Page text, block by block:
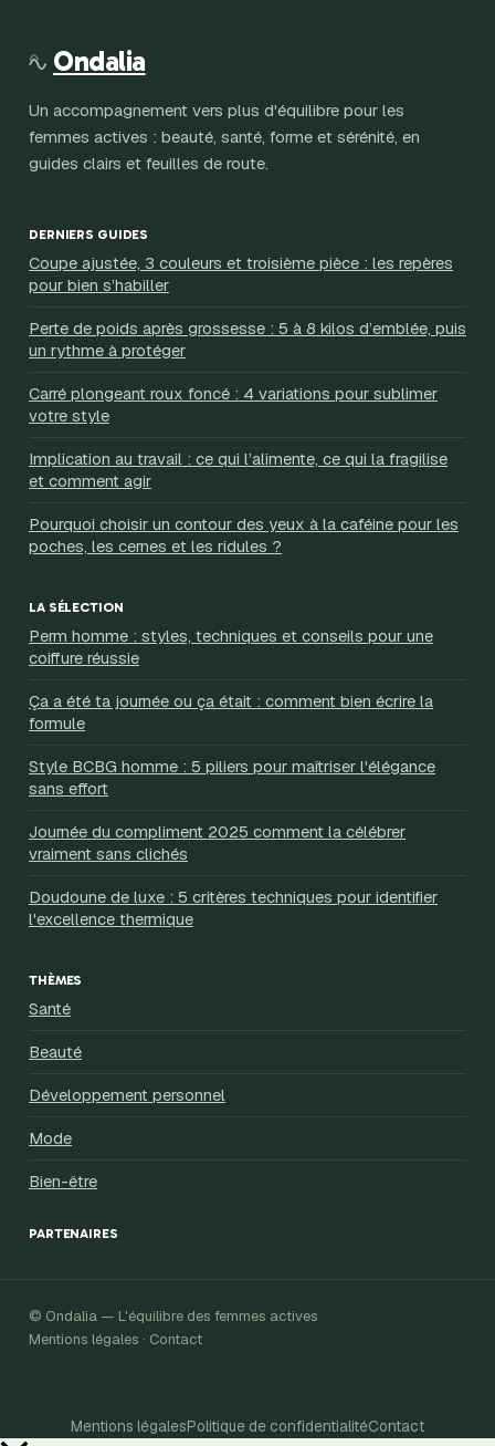
Ondalia
Un accompagnement vers plus d'équilibre pour les
femmes actives : beauté, santé, forme et sérénité, en
guides clairs et feuilles de route.
DERNIERS GUIDES
Coupe ajustée, 3 couleurs et troisième pièce : les repères
pour bien s’habiller
Perte de poids après grossesse : 5 à 8 kilos d’emblée, puis
un rythme à protéger
Carré plongeant roux foncé : 4 variations pour sublimer
votre style
Implication au travail : ce qui l’alimente, ce qui la fragilise
et comment agir
Pourquoi choisir un contour des yeux à la caféine pour les
poches, les cernes et les ridules ?
LA SÉLECTION
Perm homme : styles, techniques et conseils pour une
coiffure réussie
Ça a été ta journée ou ça était : comment bien écrire la
formule
Style BCBG homme : 5 piliers pour maîtriser l'élégance
sans effort
Journée du compliment 2025 comment la célébrer
vraiment sans clichés
Doudoune de luxe : 5 critères techniques pour identifier
l'excellence thermique
THÈMES
Santé
Beauté
Développement personnel
Mode
Bien-être
PARTENAIRES
© Ondalia — L'équilibre des femmes actives
Mentions légales · Contact
Mentions légalesPolitique de confidentialitéContact